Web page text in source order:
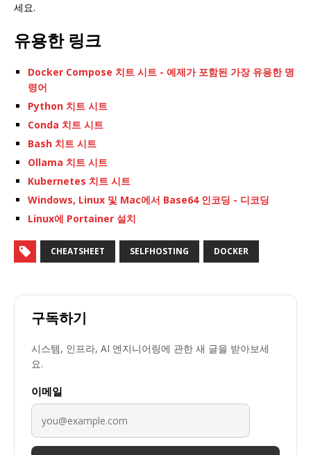
세요.
유용한 링크
Docker Compose 치트 시트 - 예제가 포함된 가장 유용한 명
령어
Python 치트 시트
Conda 치트 시트
Bash 치트 시트
Ollama 치트 시트
Kubernetes 치트 시트
Windows, Linux 및 Mac에서 Base64 인코딩 - 디코딩
Linux에 Portainer 설치
CHEATSHEET SELFHOSTING DOCKER
구독하기
시스템, 인프라, AI 엔지니어링에 관한 새 글을 받아보세
요.
이메일